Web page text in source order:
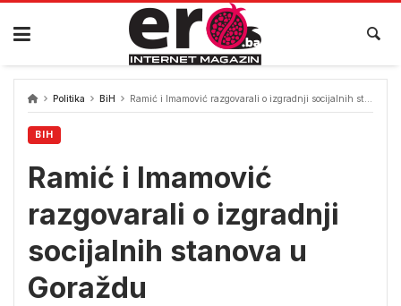
Skip
content
Politika BiH Ramić i Imamović razgovarali o izgradnji socijalnih stanova u Goraždu
BIH
Ramić i Imamović
razgovarali o izgradnji
socijalnih stanova u
Goraždu